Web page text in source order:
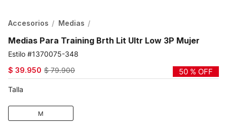
Accesorios Medias
Medias Para Training Brth Lit Ultr Low 3P Mujer
1370075-348
$ 39.950 $ 79.900 50 % OFF
Talla
M